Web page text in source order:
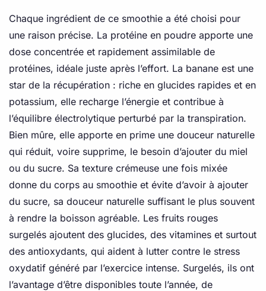
Chaque ingrédient de ce smoothie a été choisi pour
une raison précise. La protéine en poudre apporte une
dose concentrée et rapidement assimilable de
protéines, idéale juste après l’effort. La banane est une
star de la récupération : riche en glucides rapides et en
potassium, elle recharge l’énergie et contribue à
l’équilibre électrolytique perturbé par la transpiration.
Bien mûre, elle apporte en prime une douceur naturelle
qui réduit, voire supprime, le besoin d’ajouter du miel
ou du sucre. Sa texture crémeuse une fois mixée
donne du corps au smoothie et évite d’avoir à ajouter
du sucre, sa douceur naturelle suffisant le plus souvent
à rendre la boisson agréable. Les fruits rouges
surgelés ajoutent des glucides, des vitamines et surtout
des antioxydants, qui aident à lutter contre le stress
oxydatif généré par l’exercice intense. Surgelés, ils ont
l’avantage d’être disponibles toute l’année, de